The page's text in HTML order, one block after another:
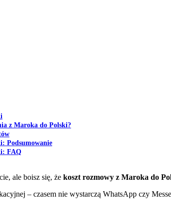
z Maroka do Polski?
Podsumowanie
FAQ
ale boisz się, że koszt rozmowy z Maroka do
– czasem nie wystarczą WhatsApp czy